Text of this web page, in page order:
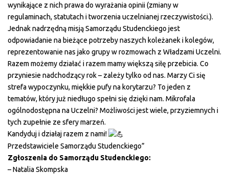
wynikające z nich prawa do wyrażania opinii (zmiany w
regulaminach, statutach i tworzenia uczelnianej rzeczywistości.).
Jednak nadrzędną misją Samorządu Studenckiego jest
odpowiadanie na bieżące potrzeby naszych koleżanek i kolegów,
reprezentowanie nas jako grupy w rozmowach z Władzami Uczelni.
Razem możemy działać i razem mamy większą siłę przebicia. Co
przyniesie nadchodzący rok – zależy tylko od nas. Marzy Ci się
strefa wypoczynku, miękkie pufy na korytarzu? To jeden z
tematów, który już niedługo spełni się dzięki nam. Mikrofala
ogólnodostępna na Uczelni? Możliwości jest wiele, przyziemnych i
tych zupełnie ze sfery marzeń.
Kandyduj i działaj razem z nami!
Przedstawiciele Samorządu Studenckiego”
Zgłoszenia do Samorządu Studenckiego:
– Natalia Skompska